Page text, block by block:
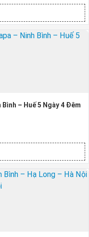
– Huế 5 Ngày 4 Đêm